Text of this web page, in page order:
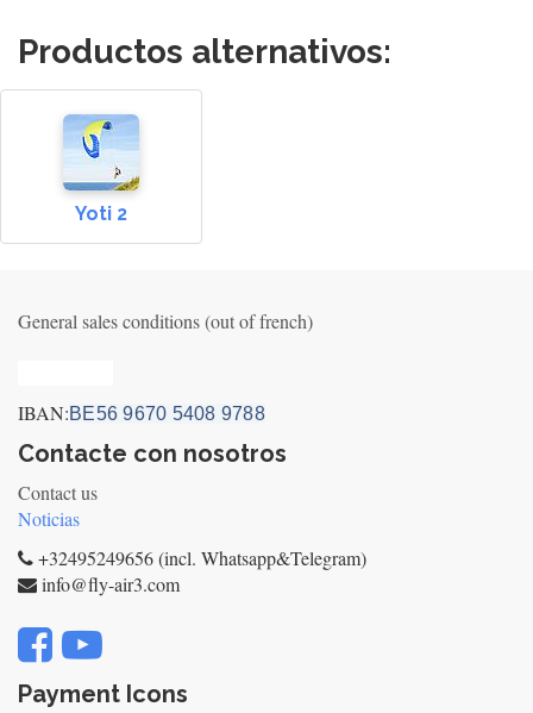
Productos alternativos:
Yoti 2
General sales conditions (out of french)
IBAN:BE56 9670 5408 9788
Contacte con nosotros
Contact us
Noticias
+32495249656 (incl. Whatsapp&Telegram)
info@fly-air3.com
Payment Icons